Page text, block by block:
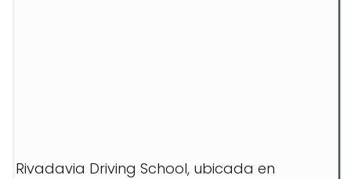
Rivadavia Driving School, ubicada en